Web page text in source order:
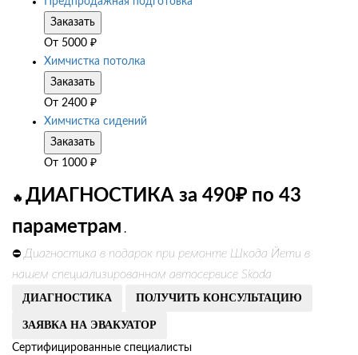
Заказать
От 5000 ₽
Химчистка потолка
Заказать
От 2400 ₽
Химчистка сидений
Заказать
От 1000 ₽
🔥 ДИАГНОСТИКА за 490₽ по 43
параметрам .
⛔ Диагностика в подарок при ремонте Шкода Йети в
нашем специализированном автосервисе Skoda
ДИАГНОСТИКА ПОЛУЧИТЬ КОНСУЛЬТАЦИЮ
ЗАЯВКА НА ЭВАКУАТОР
Сертифицированные специалисты